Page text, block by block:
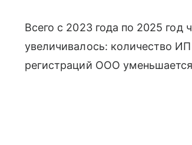
Всего с 2023 года по 2025
увеличивалось: количество
регистраций ООО